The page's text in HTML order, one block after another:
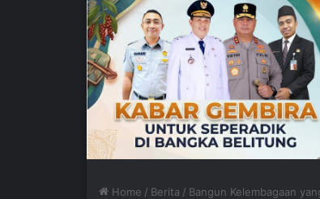
Home / Berita / Bangun Kelembagaan